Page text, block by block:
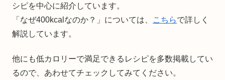
シピを中心に紹介しています。
「なぜ400kcalなのか？」については、
こちらで詳しく
解説しています。
他にも低カロリーで満足できるレシピを多数掲載してい
るので、あわせてチェックしてみてください。